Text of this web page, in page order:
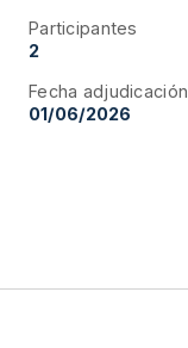
Participantes
2
Fecha adjudicación
01/06/2026